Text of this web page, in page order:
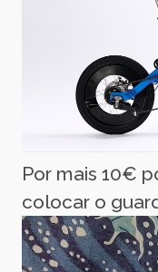
Por mais 10€
colocar o